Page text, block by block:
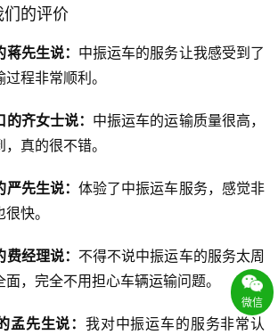
们的评价
先生说： 中振运车的服务让我感受到了
程非常顺利。
齐女士说： 中振运车的运输质量很高，
真的很不错。
先生说： 体验了中振运车服务，感觉非
快。
经理说： 不得不说中振运车的服务太周
，完全不用担心车辆运输问题。
先生说： 我对中振运车的服务非常认
微信